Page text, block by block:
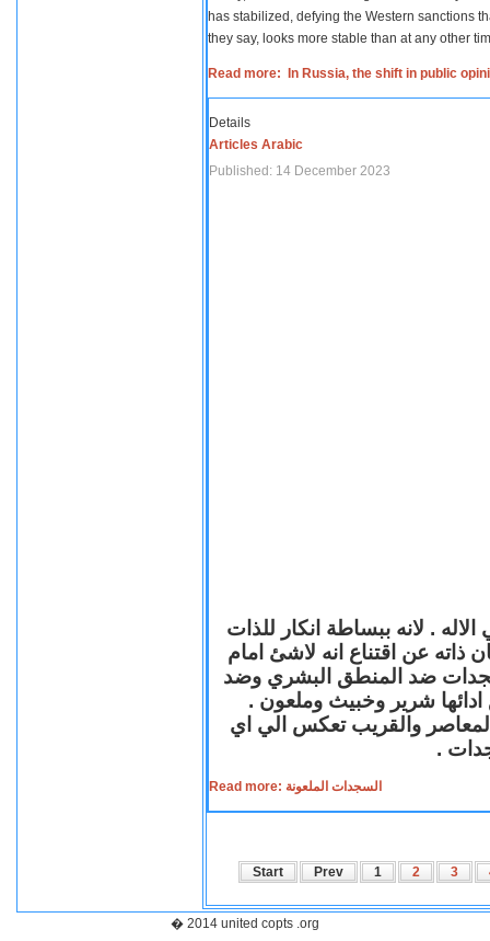
has stabilized, defying the Western sanctions
they say, looks more stable than at any other
Read more: In Russia, the shift in public
Details
Articles Arabic
Published: 14 December 2023
. لانه ببساطة انكار للذات
ذاته عن اقتناع انه لاشئ امام
ضد المنطق البشري وضد
ادائها شرير وخبيث وملعون .
المعاصر والقريب تعكس الي اي
.
Read more: السجدات الملعونة
Start Prev 1 2 3
� 2014 united copts .org